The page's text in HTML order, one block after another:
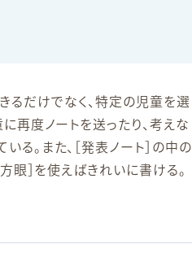
るだけでなく、特定の児童を選
再度ノートを送ったり、考えな
。また、［発表ノート］の中の
眼］を使えばきれいに書ける。